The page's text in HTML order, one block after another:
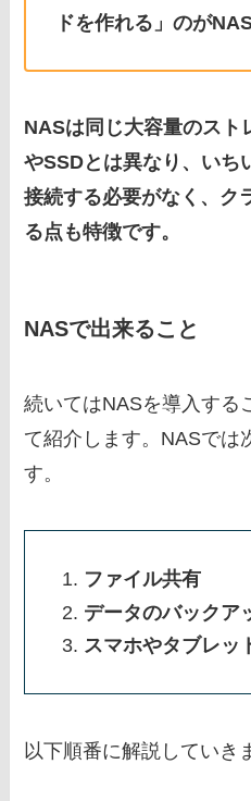
ドを作れる」のがNAS
NASは同じ大容量のスト
やSSDとは異なり、いち
接続する必要がなく、ク
る点も特徴です。
NASで出来ること
続いてはNASを導入する
て紹介します。NASでは
す。
ファイル共有
データのバックア
スマホやタブレッ
以下順番に解説していき